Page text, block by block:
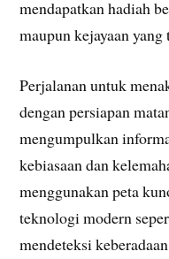
mendapatkan hadiah
maupun kejayaan
Perjalanan untuk
dengan persiapan
mengumpulkan
kebiasaan dan
menggunakan peta
teknologi modern
mendeteksi